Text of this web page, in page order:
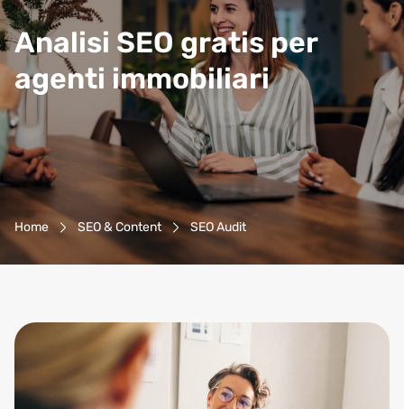
Analisi SEO gratis per
agenti immobiliari
Breadcrumb-Navigation
Home SEO & Content SEO Audit